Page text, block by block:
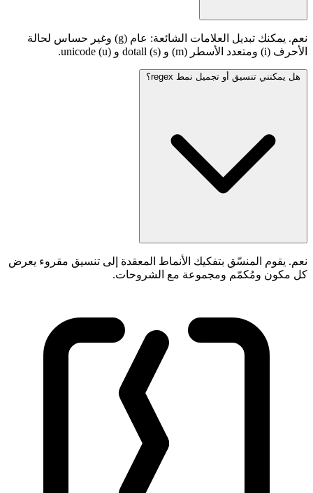
نعم. يمكنك تبديل العلامات الشائعة: عام (g) وغير حساس لحالة
الأحرف (i) ومتعدد الأسطر (m) و dotall (s) و unicode (u).
هل يمكنني تنسيق أو تجميل نمط regex؟
نعم. يقوم المنسّق بتفكيك الأنماط المعقدة إلى تنسيق مقروء يعرض
كل مكون ومُكمّم ومجموعة مع الشروحات.